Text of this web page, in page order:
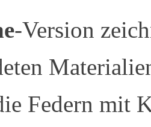
-Version
Federn mit